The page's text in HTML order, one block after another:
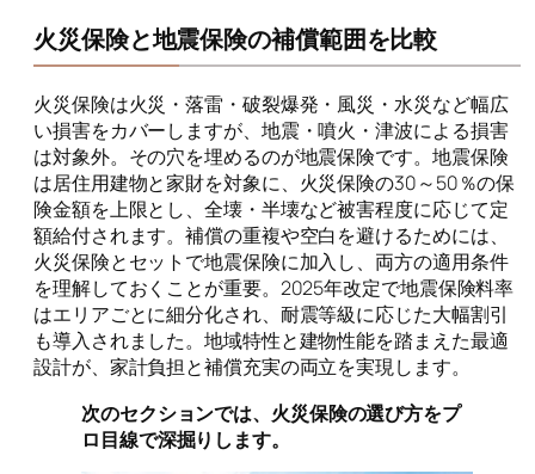
火災保険と地震保険の補償範囲を比較
火災保険は火災・落雷・破裂爆発・風災・水災など幅広
い損害をカバーしますが、地震・噴火・津波による損害
は対象外。その穴を埋めるのが地震保険です。地震保険
は居住用建物と家財を対象に、火災保険の30～50％の保
険金額を上限とし、全壊・半壊など被害程度に応じて定
額給付されます。補償の重複や空白を避けるためには、
火災保険とセットで地震保険に加入し、両方の適用条件
を理解しておくことが重要。2025年改定で地震保険料率
はエリアごとに細分化され、耐震等級に応じた大幅割引
も導入されました。地域特性と建物性能を踏まえた最適
設計が、家計負担と補償充実の両立を実現します。
次のセクションでは、火災保険の選び方をプ
ロ目線で深掘りします。